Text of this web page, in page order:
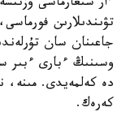
ءار شىعارماسى
تۋىندىلارىن
جاعىنان سان
وسىنىڭ ءبارى ءبىر
دە كەلمەيدى. مىنە،
كەرەك.